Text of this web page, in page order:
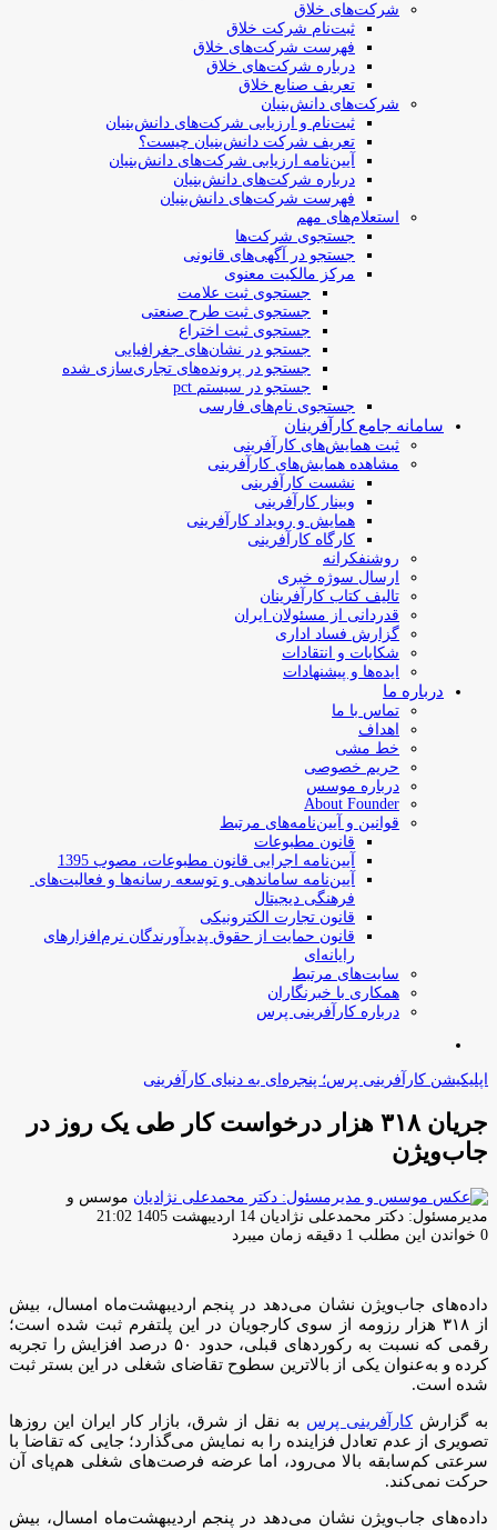
شرکت‌های خلاق
ثبت‌نام شرکت خلاق
فهرست شرکت‌های خلاق
درباره شرکت‌های خلاق
تعریف صنایع خلاق
شرکت‌های دانش‌بنیان
ثبت‌نام و ارزیابی شرکت‌های دانش‌بنیان
تعریف شرکت دانش‌بنیان چیست؟
آیین‌نامه ارزیابی شرکت‌های دانش‌بنیان
درباره شرکت‌های دانش‌بنیان
فهرست شرکت‌های دانش‌بنیان
استعلام‌های مهم
جستجوی شرکت‌ها
جستجو در آگهی‌های قانونی
مرکز مالکیت معنوی
جستجوی ثبت علامت
جستجوی ثبت طرح صنعتی
جستجوی ثبت اختراع
جستجو در نشان‌های جغرافیایی
جستجو در پرونده‌های تجاری‌سازی شده
جستجو در سیستم pct
جستجوی نام‌های فارسی
سامانه جامع کارآفرینان
ثبت همایش‌های کارآفرینی
مشاهده همایش‌های کارآفرینی
نشست کارآفرینی
وبینار کارآفرینی
همایش و رویداد کارآفرینی
کارگاه کارآفرینی
روشنفکرانه
ارسال سوژه‌ خبری
تالیف کتاب کارآفرینان
قدردانی از مسئولان ایران
گزارش فساد اداری
شکایات و انتقادات
ایده‌ها و پیشنهادات
درباره ما
تماس با ما
اهداف
خط مشی
حریم خصوصی
درباره موسس
About Founder
قوانین و آیین‌نامه‌های مرتبط
‌قانون مطبوعات
آیین‌نامه اجرایی قانون مطبوعات، مصوب 1395
آیین‌نامه سامان­دهی و توسعه رسانه­‌ها و فعالیت‌­های
فرهنگی دیجیتال
قانون تجارت الکترونیکی
قانون حمایت از حقوق پدیدآورندگان نرم‌افزارهای
رایانه‌ای
سایت‌های مرتبط
همکاری با خبرنگاران
درباره کارآفرینی پرس
اپلیکیشن کارآفرینی پرس؛ پنجره‌ای به دنیای کارآفرینی
جریان ۳۱۸ هزار درخواست کار طی یک روز در
جاب‌ویژن
موسس و
مدیرمسئول: دکتر محمدعلی نژادیان ارسال
ایمیل
14 اردیبهشت 1405 21:02
0 خواندن این مطلب 1 دقیقه زمان میبرد
داده‌های جاب‌ویژن نشان می‌دهد در پنجم اردیبهشت‌ماه امسال، بیش
از ۳۱۸ هزار رزومه از سوی کارجویان در این پلتفرم ثبت شده است؛
رقمی که نسبت به رکوردهای قبلی، حدود ۵۰ درصد افزایش را تجربه
کرده و به‌عنوان یکی از بالاترین سطوح تقاضای شغلی در این بستر ثبت
شده است.
به گزارشکارآفرینی پرس به نقل از شرق، بازار کار ایران این روزها
تصویری از عدم تعادل فزاینده را به نمایش می‌گذارد؛ جایی که تقاضا با
سرعتی کم‌سابقه بالا می‌رود، اما عرضه فرصت‌های شغلی هم‌پای آن
حرکت نمی‌کند.
داده‌های جاب‌ویژن نشان می‌دهد در پنجم اردیبهشت‌ماه امسال، بیش